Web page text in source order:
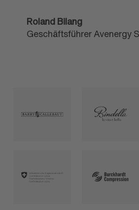
Roland Bilang
Geschäftsführer Avenergy